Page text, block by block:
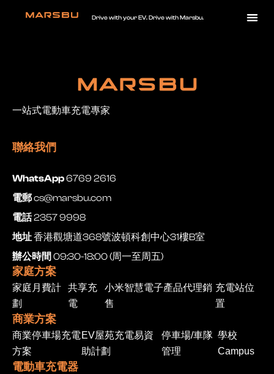
Drive with your EV. Drive with Marsbu.
一站式電動車充電專家
聯絡我們
WhatsApp6769 2616
電郵cs@marsbu.com
電話2357 9998
地址香港觀塘道368號波頓科創中心31樓B室
辦公時間 09:30-18:00 (周一至周五)
家庭方案
家庭月費計
劃
共享充
電
小米智慧電子產品代理銷
售
充電站位
置
商業方案
商業停車場充電
方案
EV屋苑充電易資
助計劃
停車場/車隊
管理
學校
Campus
電動車充電器